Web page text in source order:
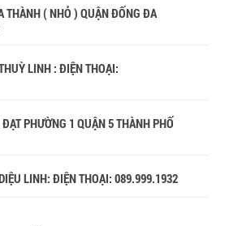
THÀNH ( NHỎ ) QUẬN ĐỐNG ĐA
LINH : ĐIỆN THOẠI:
PHƯỜNG 1 QUẬN 5 THÀNH PHỐ
LINH: ĐIỆN THOẠI: 089.999.1932